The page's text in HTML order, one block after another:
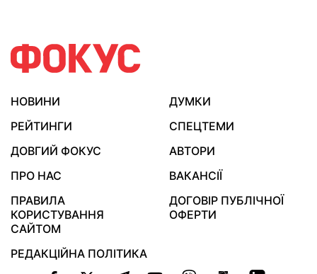
НОВИНИ
ДУМКИ
РЕЙТИНГИ
СПЕЦТЕМИ
ДОВГИЙ ФОКУС
АВТОРИ
ПРО НАС
ВАКАНСІЇ
ПРАВИЛА
КОРИСТУВАННЯ
САЙТОМ
ДОГОВІР ПУБЛІЧНОЇ
ОФЕРТИ
РЕДАКЦІЙНА ПОЛІТИКА